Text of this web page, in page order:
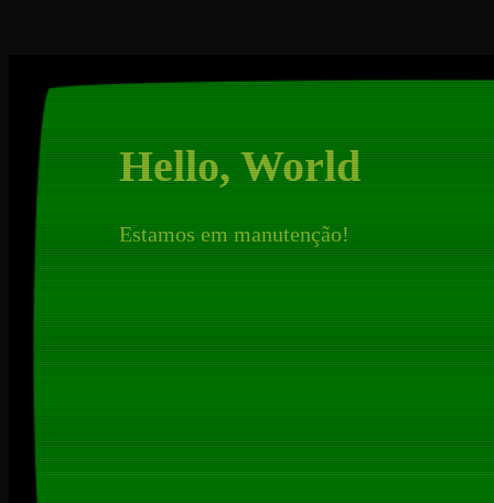
Hello, World
Estamos em manutenção!